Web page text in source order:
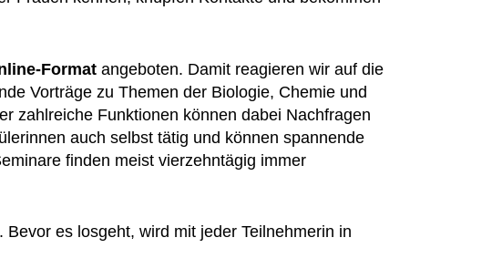
Format angeboten. Damit reagieren wir auf die
Vorträge zu Themen der Biologie, Chemie und
zahlreiche Funktionen können dabei Nachfragen
auch selbst tätig und können spannende
finden meist vierzehntägig immer
. Bevor es losgeht, wird mit jeder Teilnehmerin in